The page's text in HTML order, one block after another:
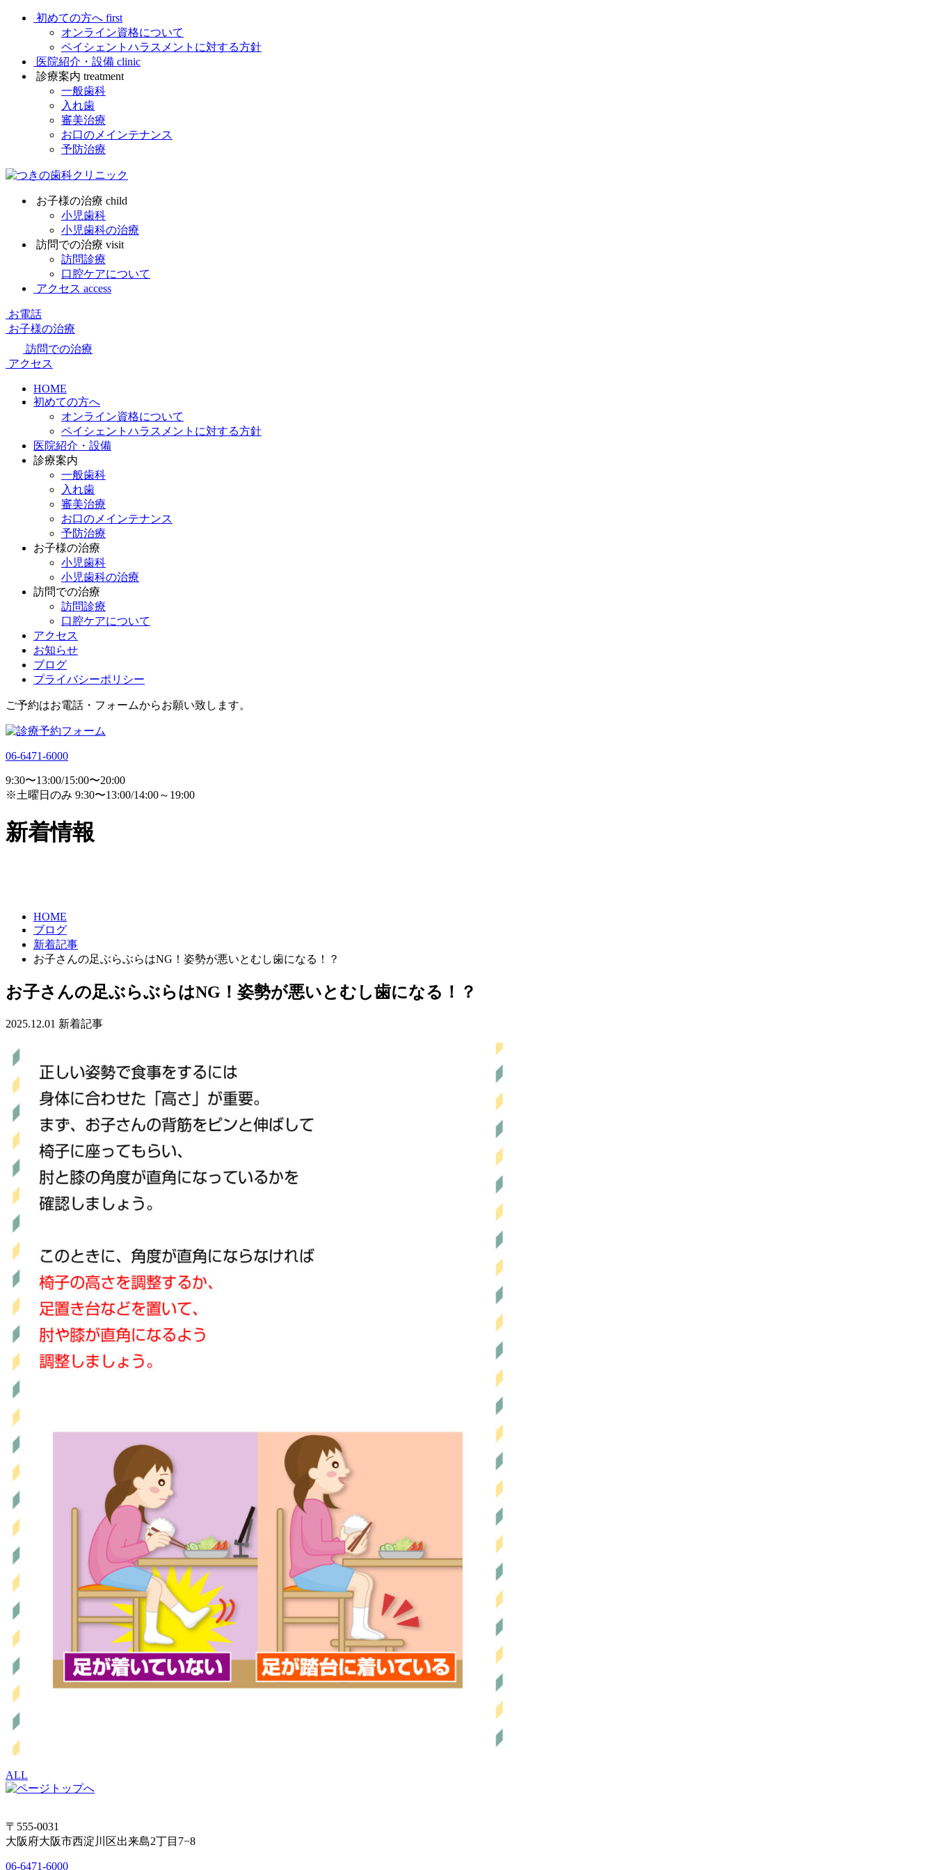
初めての方へ first
オンライン資格について
ペイシェントハラスメントに対する方針
医院紹介・設備 clinic
診療案内 treatment
一般歯科
入れ歯
審美治療
お口のメインテナンス
予防治療
お子様の治療 child
小児歯科
小児歯科の治療
訪問での治療 visit
訪問診療
口腔ケアについて
アクセス access
お電話
お子様の治療
訪問での治療
アクセス
HOME
初めての方へ
オンライン資格について
ペイシェントハラスメントに対する方針
医院紹介・設備
診療案内
一般歯科
入れ歯
審美治療
お口のメインテナンス
予防治療
お子様の治療
小児歯科
小児歯科の治療
訪問での治療
訪問診療
口腔ケアについて
アクセス
お知らせ
ブログ
プライバシーポリシー
ご予約はお電話・フォームからお願い致します。
06-6471-6000
9:30〜13:00/15:00〜20:00
※土曜日のみ 9:30〜13:00/14:00～19:00
新着情報
HOME
ブログ
新着記事
お子さんの足ぶらぶらはNG！姿勢が悪いとむし歯になる！？
お子さんの足ぶらぶらはNG！姿勢が悪いとむし歯になる！？
2025.12.01 新着記事
ALL
〒555-0031
大阪府大阪市西淀川区出来島2丁目7−8
06-6471-6000